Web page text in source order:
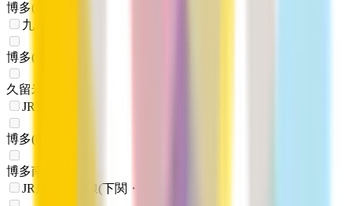
博多(
九州新幹線
博多(
久留米
JR博多南線
博多(
博多南
JR鹿児島本線(下関・門司港～博多)